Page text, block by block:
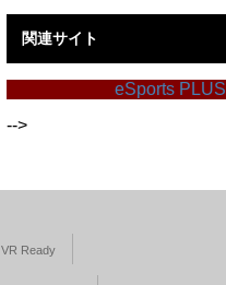
関連サイト
eSports PLUS
-->
VR Ready